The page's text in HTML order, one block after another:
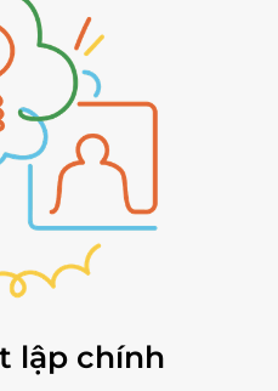
lập chính